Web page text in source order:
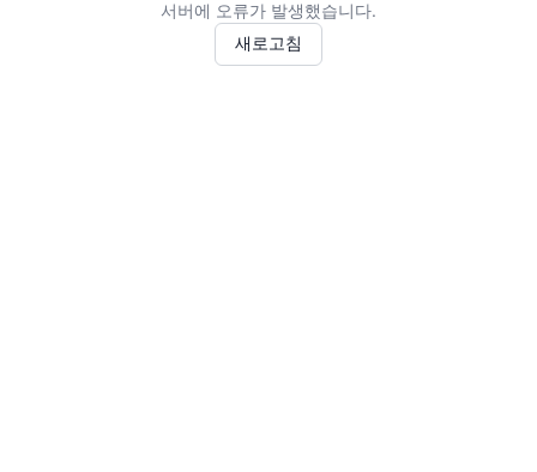
서버에 오류가 발생했습니다.
새로고침